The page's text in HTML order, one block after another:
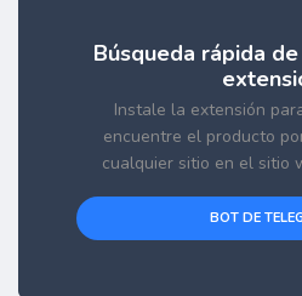
Búsqueda rápida
Instale la extensión
encuentre el producto
cualquier sitio en el sitio
BOT DE